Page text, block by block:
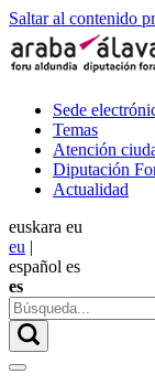
Saltar al contenido
Sede
Temas
Atención
Diputación
Actualidad
euskara eu
eu |
español es
es